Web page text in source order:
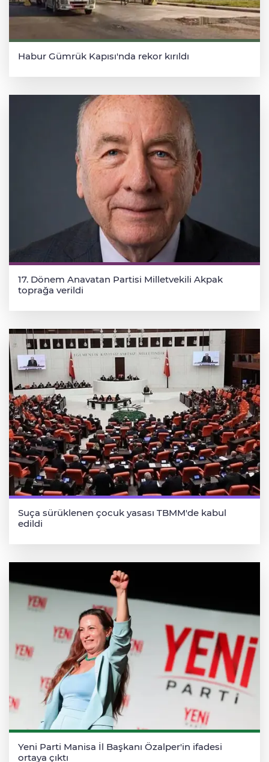
Habur Gümrük Kapısı'nda rekor kırıldı
17. Dönem Anavatan Partisi Milletvekili Akpak
toprağa verildi
Suça sürüklenen çocuk yasası TBMM'de kabul
edildi
Yeni Parti Manisa İl Başkanı Özalper'in ifadesi
ortaya çıktı